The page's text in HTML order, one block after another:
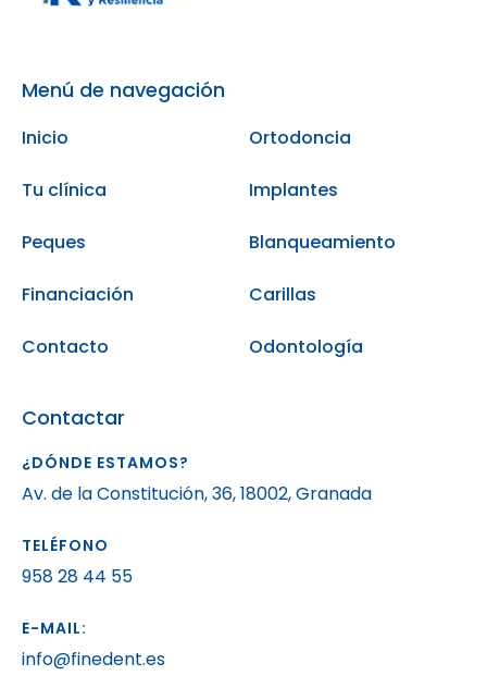
Menú de navegación
Inicio
Tu clínica
Peques
Financiación
Contacto
Ortodoncia
Implantes
Blanqueamiento
Carillas
Odontología
Contactar
¿DÓNDE ESTAMOS?
Av. de la Constitución, 36, 18002, Granada
TELÉFONO
958 28 44 55
E-MAIL:
info@finedent.es